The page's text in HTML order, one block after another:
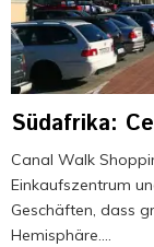
Südafrika:
Canal Walk
Einkaufszentrum
Geschäften, dass
Hemisphäre....